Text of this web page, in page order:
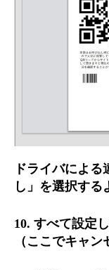
ドライバによ
し」を選択する
10. すべて設定
（ここでキャン